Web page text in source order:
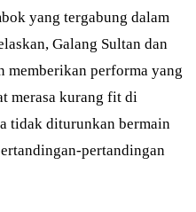
yang tergabung dalam
Galang Sultan dan
memberikan performa yang
merasa kurang fit di
tidak diturunkan bermain
pertandingan